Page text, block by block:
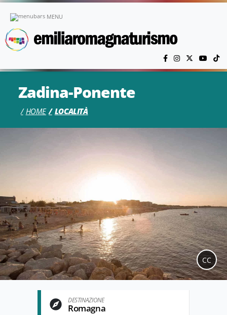
MENU
Zadina-Ponente
HOME LOCALITÀ
CC
DESTINAZIONE
Romagna